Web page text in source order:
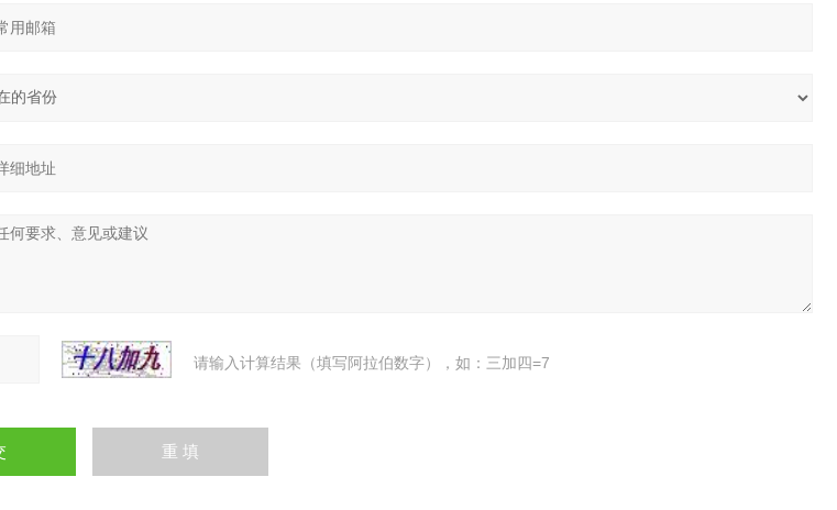
请输入计算结果（填写阿拉伯数字），如：三加四=7